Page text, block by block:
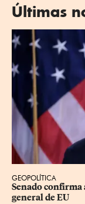
Últimas
GEOPOLÍTICA
Senado confirma
general de EU